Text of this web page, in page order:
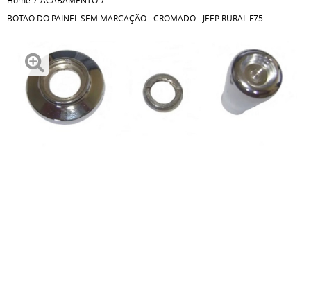
BOTAO DO PAINEL SEM MARCAÇÃO - CROMADO - JEEP RURAL F75